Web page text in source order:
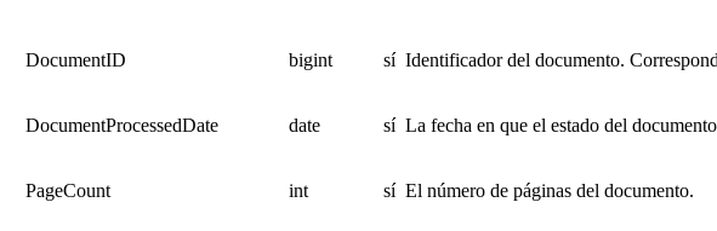
DocumentID bigint sí Identificador del documento.
DocumentProcessedDate date sí La fecha en que el estado del
PageCount int sí El número de páginas del documento.